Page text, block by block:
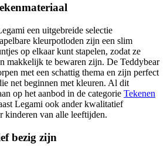
een uitgebreide selectie
kleurpotloden zijn een slim
op elkaar kunt stapelen, zodat ze
makkelijk te bewaren zijn. De Teddybear
met een schattig thema en zijn perfect
net beginnen met kleuren. Al dit
op het aanbod in de categorie Tekenen
Legami ook ander kwalitatief
kinderen van alle leeftijden.
bezig zijn